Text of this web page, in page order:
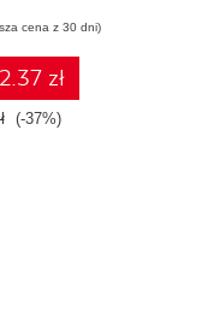
cena z 30 dni)
zł
(-37%)